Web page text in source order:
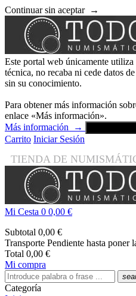
Continuar sin aceptar →
Este portal web únicamente
técnica, no recaba ni cede datos
sin su conocimiento.
Para obtener más información
enlace «Más información».
Más información
→
Carrito Iniciar Sesión
TIENDA DE
Mi Cesta 0 0,00 €
Subtotal 0,00 €
Transporte Pendiente hasta poner
Total 0,00 €
Mi compra
Categoría